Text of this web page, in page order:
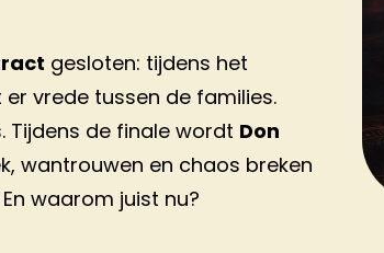
gesloten: tijdens het
vrede tussen de families.
Tijdens de finale wordt Don
wantrouwen en chaos breken
waarom juist nu?